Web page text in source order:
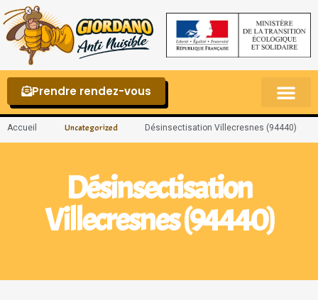
Prendre rendez-vous
Accueil Uncategorized Désinsectisation Villecresnes (94440)
Désinsectisation
Villecresnes (94440)